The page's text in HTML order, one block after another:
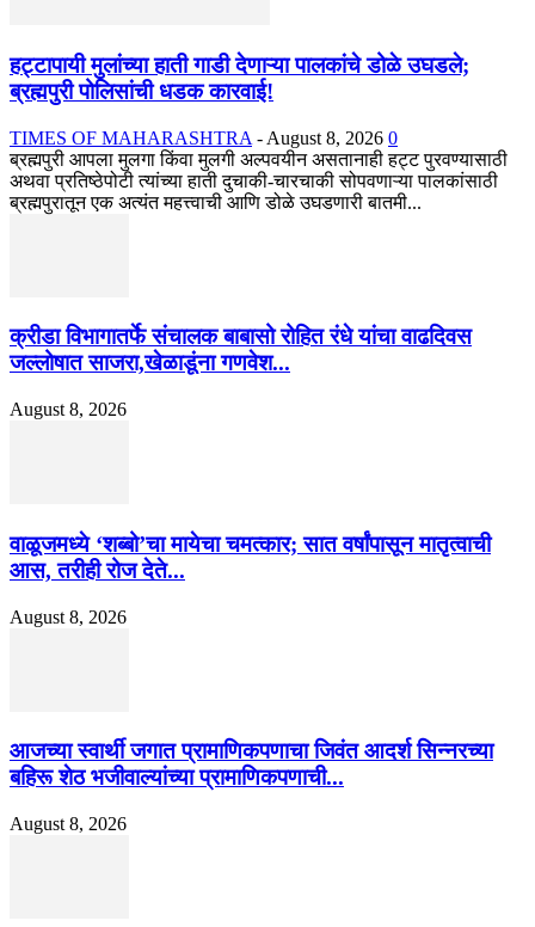
हट्टापायी मुलांच्या हाती गाडी देणाऱ्या पालकांचे डोळे उघडले;
ब्रह्मपुरी पोलिसांची धडक कारवाई!
TIMES OF MAHARASHTRA - August 8, 2026 0
ब्रह्मपुरी आपला मुलगा किंवा मुलगी अल्पवयीन असतानाही हट्ट पुरवण्यासाठी
अथवा प्रतिष्ठेपोटी त्यांच्या हाती दुचाकी-चारचाकी सोपवणाऱ्या पालकांसाठी
ब्रह्मपुरातून एक अत्यंत महत्त्वाची आणि डोळे उघडणारी बातमी...
क्रीडा विभागातर्फे संचालक बाबासो रोहित रंधे यांचा वाढदिवस
जल्लोषात साजरा,खेळाडूंना गणवेश...
August 8, 2026
वाळूजमध्ये ‘शब्बो’चा मायेचा चमत्कार; सात वर्षांपासून मातृत्वाची
आस, तरीही रोज देते...
August 8, 2026
आजच्या स्वार्थी जगात प्रामाणिकपणाचा जिवंत आदर्श सिन्नरच्या
बहिरू शेठ भजीवाल्यांच्या प्रामाणिकपणाची...
August 8, 2026